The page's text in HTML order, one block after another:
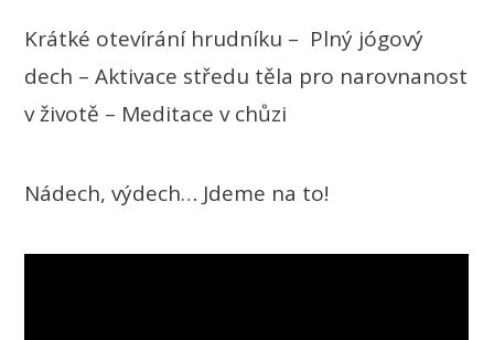
Krátké otevírání hrudníku – Plný jógový
dech – Aktivace středu těla pro narovnanost
v životě – Meditace v chůzi
Nádech, výdech… Jdeme na to!